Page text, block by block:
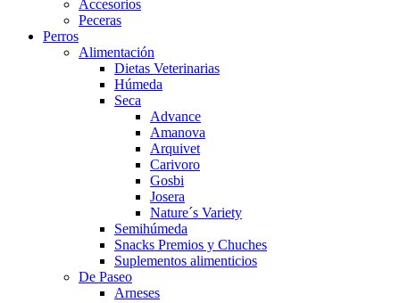
Accesorios
Peceras
Perros
Alimentación
Dietas Veterinarias
Húmeda
Seca
Advance
Amanova
Arquivet
Carivoro
Gosbi
Josera
Nature´s Variety
Semihúmeda
Snacks Premios y Chuches
Suplementos alimenticios
De Paseo
Arneses